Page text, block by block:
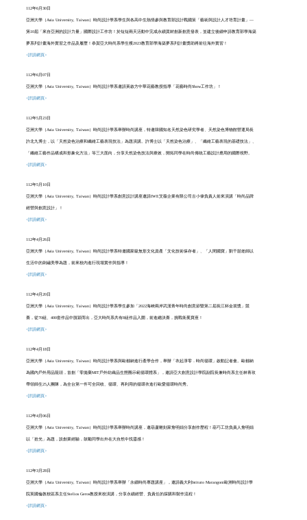
112年6月30日
亞洲大學（Asia University, Taiwan）時尚設計學系學生與各高中生熱情參與教育部設計戰國策「藝術與設計人才培育計畫」—
第10屆「來自亞洲的設計力量」國際設計工作坊！於短短兩天活動中完成永續質材創新創意發表，並建立後續申請教育部學海築
夢系列計畫海外實習之作品及履歷！ 恭賀亞大時尚系學生獲2023教育部學海築夢系列計畫獎助將前往海外實習！
<詳請網頁>
112年6月07日
亞洲大學（Asia University, Taiwan）時尚設計學系邀請黃啟方中華花藝教授指導 「花藝時尚Show工作坊 」 ！
<詳請網頁>
112年5月23日
亞洲大學（Asia University, Taiwan）時尚設計學系舉辦時尚講座，特邀韓國知名天然染色研究學者、天然染色博物館營運局長
許北九博士，以「天然染色治療和纖維工藝表現技法」為題演講。許博士以「天然染色治療」、「纖維工藝表現的基礎技法」、
「纖維工藝作品構成和形象化方法」等三大面向，分享天然染色技法與療效，開拓同學在時尚傳統工藝設計應用的國際視野。
<詳請網頁>
112年5月10日
亞洲大學（Asia University, Taiwan）時尚設計學系創意設計講座邀請IWE艾薇企業有限公司古小偉負責人前來演講「時尚品牌
經營與創意設計」！
<詳請網頁>
112年4月26日
亞洲大學（Asia University, Taiwan）時尚設計學系特邀國家級無形文化資產「文化技術保存者」、「人間國寶」劉千韶老師以
生活中的刺繡美學為題，前來校內進行現場實作與指導！
<詳請網頁>
112年4月20日
亞洲大學（Asia University, Taiwan）時尚設計學系學生參加「2022海峽兩岸武漢青年時尚創意節暨第二屆長江杯金裳獎」競
賽，從70組、400套作品中脫穎而出，亞大時尚系共有8組作品入圍，前進總決賽，挑戰衛冕寶座！
<詳請網頁>
112年4月18日
亞洲大學（Asia University, Taiwan）時尚設計學系與歐都納進行產學合作，舉辦 「衣起淨零．時尚循環 」 啟動記者會。歐都納
為國內戶外用品龍頭，首創「零拋棄MIT戶外紡織品生態圈示範循環體系」，邀請亞大創意設計學院副院長兼時尚系主任林青玫
帶領師生25人團隊，為全台第一件可全回收、循環、再利用的循環衣進行歐愛循環時尚秀。
<詳請網頁>
112年4月06日
亞洲大學（Asia University, Taiwan）時尚設計學系舉辦時尚講座，邀葫蘆雕刻家詹明娟分享創作歷程！葫巧工坊負責人詹明娟
以「拾光」為題，談創業經驗，鼓勵同學出外在大自然中找靈感！
<詳請網頁>
112年3月28日
亞洲大學（Asia University, Taiwan）時尚設計學系舉辦「永續時尚專題講座」，邀請義大利Istituto Marangoni歐洲時尚設計學
院英國倫敦校區系主任Stelios Geros教授來校演講，分享永續經營、負責任的採購和製作流程！
<詳請網頁>